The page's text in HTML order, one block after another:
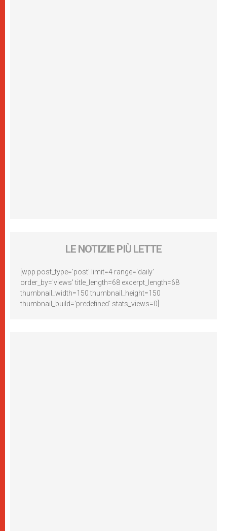
LE NOTIZIE PIÙ LETTE
[wpp post_type='post' limit=4 range='daily'
order_by='views' title_length=68 excerpt_length=68
thumbnail_width=150 thumbnail_height=150
thumbnail_build='predefined' stats_views=0]